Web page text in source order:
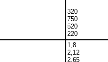
320
750
520
220
1,8
2,12
2,65